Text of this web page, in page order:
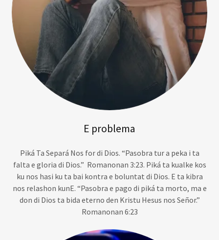
E problema
Piká Ta Separá Nos for di Dios. “Pasobra tur a peka i ta
falta e gloria di Dios.” Romanonan 3:23. Piká ta kualke kos
ku nos hasi ku ta bai kontra e boluntat di Dios. E ta kibra
nos relashon kunE. “Pasobra e pago di piká ta morto, ma e
don di Dios ta bida eterno den Kristu Hesus nos Señor.”
Romanonan 6:23